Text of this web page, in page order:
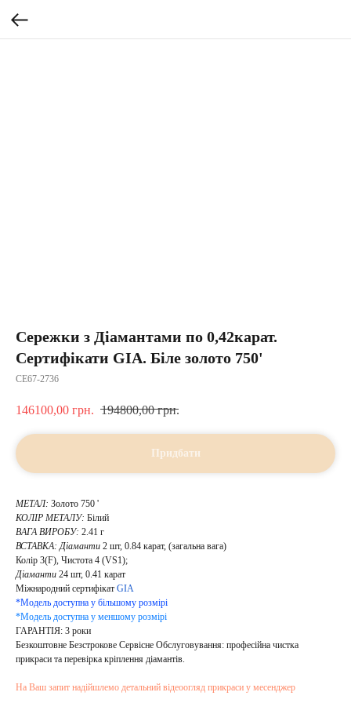
Сережки з Діамантами по 0,42карат.
Сертифікати GIA. Біле золото 750'
CE67-2736
146100,00 грн. 194800,00 грн.
Придбати
МЕТАЛ: Золото 750 '
КОЛІР МЕТАЛУ: Білий
ВАГА ВИРОБУ: 2.41 г
ВСТАВКА: Діаманти 2 шт, 0.84 карат, (загальна вага)
Колір 3(F), Чистота 4 (VS1);
Діаманти 24 шт, 0.41 карат
Міжнародний сертифікат GIA
*Модель доступна у більшому розмірі
*Модель доступна у меншому розмірі
ГАРАНТІЯ: 3 роки
Безкоштовне Безстрокове Сервісне Обслуговування: професійна чистка
прикраси та перевірка кріплення діамантів.
На Ваш запит надійшлемо детальний відеоогляд прикраси у месенджер